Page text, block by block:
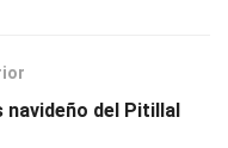
del Pitillal